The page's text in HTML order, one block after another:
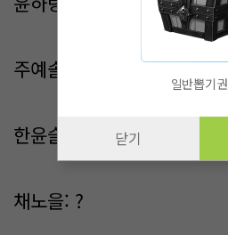
주예솔: ?
한윤슬: ?
채노을: ?
일반뽑기권
닫기